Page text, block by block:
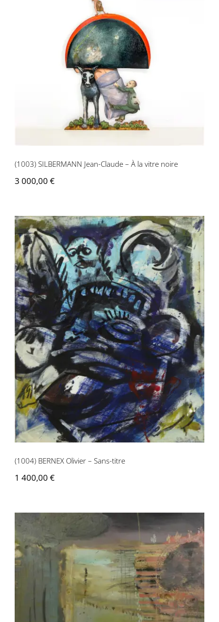
(1003) SILBERMANN Jean-Claude – À la
vitre noire
(1003) SILBERMANN Jean-Claude – À la vitre noire
3 000,00 €
(1004) BERNEX Olivier – Sans-titre
(1004) BERNEX Olivier – Sans-titre
1 400,00 €
(1005) LÉVESQUE Benjamin – Gilles Dick